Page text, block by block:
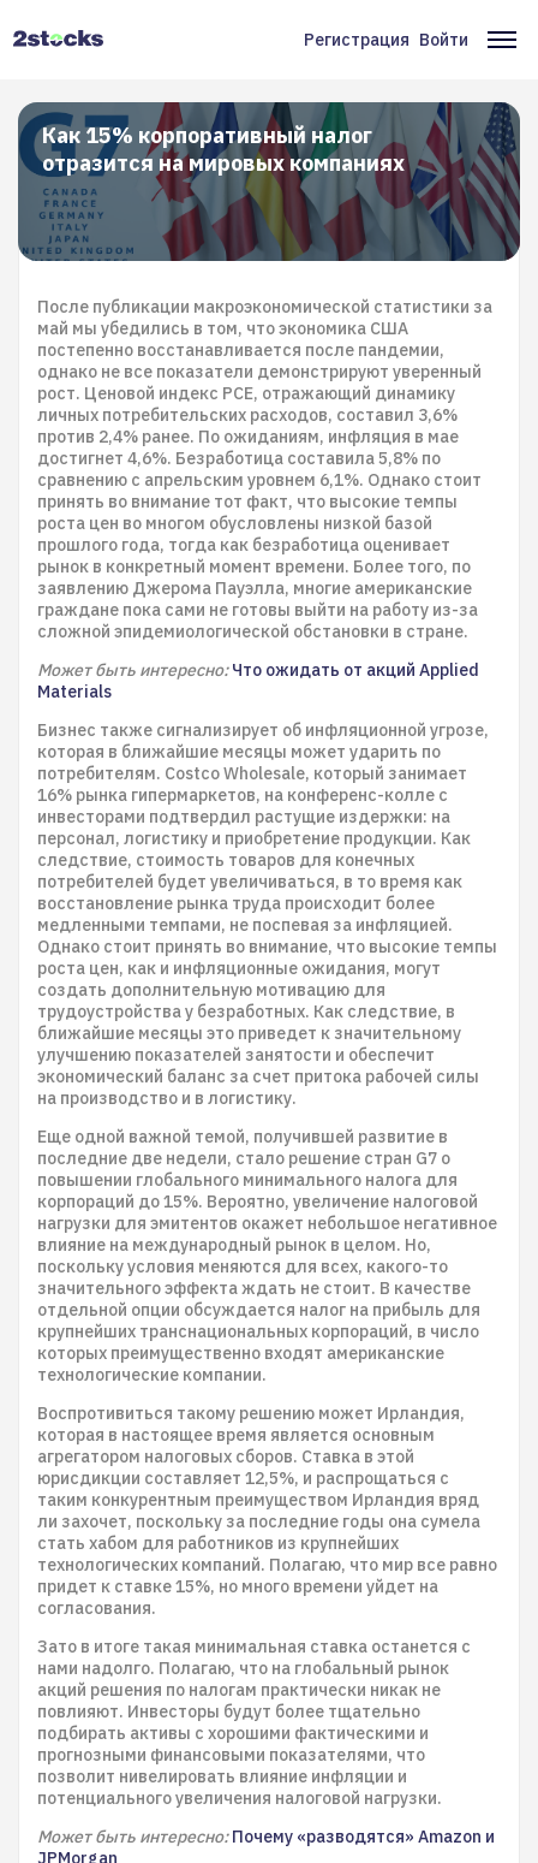
Меню
учётной
записи
пользователя
Регистрация Войти
Как 15% корпоративный налог
отразится на мировых компаниях
После публикации макроэкономической статистики за
май мы убедились в том, что экономика США
постепенно восстанавливается после пандемии,
однако не все показатели демонстрируют уверенный
рост. Ценовой индекс PCE, отражающий динамику
личных потребительских расходов, составил 3,6%
против 2,4% ранее. По ожиданиям, инфляция в мае
достигнет 4,6%. Безработица составила 5,8% по
сравнению с апрельским уровнем 6,1%. Однако стоит
принять во внимание тот факт, что высокие темпы
роста цен во многом обусловлены низкой базой
прошлого года, тогда как безработица оценивает
рынок в конкретный момент времени. Более того, по
заявлению Джерома Пауэлла, многие американские
граждане пока сами не готовы выйти на работу из-за
сложной эпидемиологической обстановки в стране.
Может быть интересно: Что ожидать от акций Applied
Materials
Бизнес также сигнализирует об инфляционной угрозе,
которая в ближайшие месяцы может ударить по
потребителям. Costco Wholesale, который занимает
16% рынка гипермаркетов, на конференс-колле с
инвесторами подтвердил растущие издержки: на
персонал, логистику и приобретение продукции. Как
следствие, стоимость товаров для конечных
потребителей будет увеличиваться, в то время как
восстановление рынка труда происходит более
медленными темпами, не поспевая за инфляцией.
Однако стоит принять во внимание, что высокие темпы
роста цен, как и инфляционные ожидания, могут
создать дополнительную мотивацию для
трудоустройства у безработных. Как следствие, в
ближайшие месяцы это приведет к значительному
улучшению показателей занятости и обеспечит
экономический баланс за счет притока рабочей силы
на производство и в логистику.
Еще одной важной темой, получившей развитие в
последние две недели, стало решение стран G7 о
повышении глобального минимального налога для
корпораций до 15%. Вероятно, увеличение налоговой
нагрузки для эмитентов окажет небольшое негативное
влияние на международный рынок в целом. Но,
поскольку условия меняются для всех, какого-то
значительного эффекта ждать не стоит. В качестве
отдельной опции обсуждается налог на прибыль для
крупнейших транснациональных корпораций, в число
которых преимущественно входят американские
технологические компании.
Воспротивиться такому решению может Ирландия,
которая в настоящее время является основным
агрегатором налоговых сборов. Ставка в этой
юрисдикции составляет 12,5%, и распрощаться с
таким конкурентным преимуществом Ирландия вряд
ли захочет, поскольку за последние годы она сумела
стать хабом для работников из крупнейших
технологических компаний. Полагаю, что мир все равно
придет к ставке 15%, но много времени уйдет на
согласования.
Зато в итоге такая минимальная ставка останется с
нами надолго. Полагаю, что на глобальный рынок
акций решения по налогам практически никак не
повлияют. Инвесторы будут более тщательно
подбирать активы с хорошими фактическими и
прогнозными финансовыми показателями, что
позволит нивелировать влияние инфляции и
потенциального увеличения налоговой нагрузки.
Может быть интересно:Почему «разводятся» Amazon и
JPMorgan